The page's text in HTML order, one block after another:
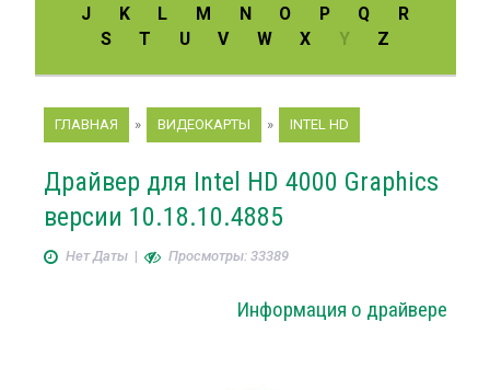
J
K L M N O P Q
R
S
T U V W X Y Z
ГЛАВНАЯ » ВИДЕОКАРТЫ » INTEL HD
Драйвер для Intel HD 4000 Graphics
версии 10.18.10.4885
Нет Даты| Просмотры: 33389
Информация о драйвере